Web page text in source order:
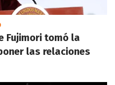
Fujimori tomó la
las relaciones